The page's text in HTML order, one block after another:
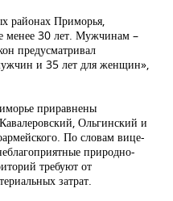
районах Приморья,
менее 30 лет. Мужчинам –
предусматривал
и 35 лет для женщин»,
приравнены
Ольгинский и
По словам вице-
природно-
требуют от
затрат.